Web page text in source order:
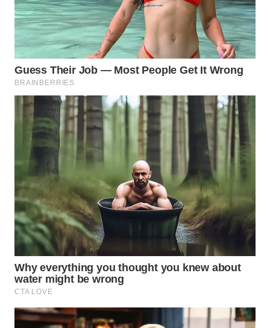
PADANG
LAWAS
SUMEDANG
WN
CIANJUR
WN
KEPULAUAN
SERIBU
WN
TANGERANG
WN
BINJAI
WN